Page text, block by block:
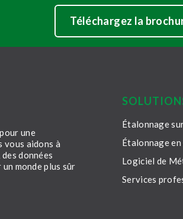
Téléchargez la
une
vous aidons à
données
monde plus sûr
Étalonnage
Étalonnage
Logiciel de
Services